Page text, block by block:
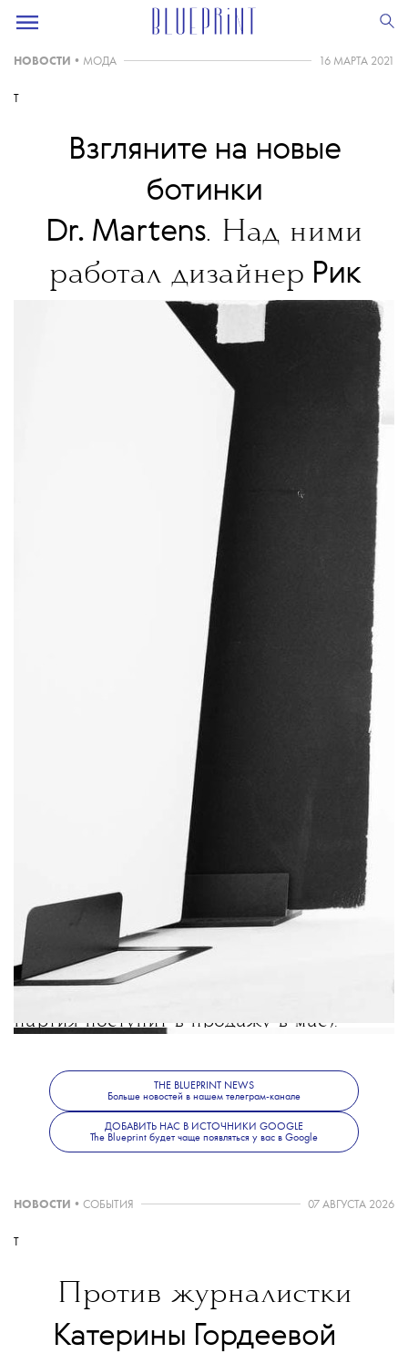
НОВОСТИ • МОДА 16 МАРТА 2021
T
Взгляните на новые
ботинки
Dr. Martens. Над ними
работал дизайнер Рик
Оуэнс
Дизайнер Рик Оуэнс показал результат
коллаборации с Dr Martens. Ботинки
Dr Martens 1460 Bex дополнила
фирменная серо-коричневая шнуровка
в форме звезды.
Модель будет доступна в интернет-
партия поступит в продажу в мае).
THE BLUEPRINT NEWS
Больше новостей в нашем телеграм-канале
ДОБАВИТЬ НАС В ИСТОЧНИКИ GOOGLE
The Blueprint будет чаще появляться у вас в Google
НОВОСТИ • СОБЫТИЯ 07 АВГУСТА 2026
T
Против журналистки
Катерины Гордеевой